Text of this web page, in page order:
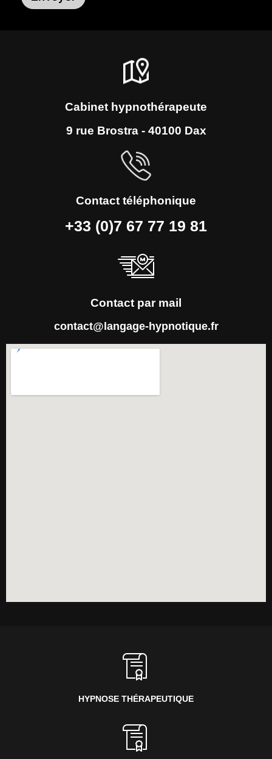
Cabinet hypnothérapeute
9 rue Brostra - 40100 Dax
Contact téléphonique
+33 (0)7 67 77 19 81
Contact par mail
contact@langage-hypnotique.fr
HYPNOSE THÉRAPEUTIQUE